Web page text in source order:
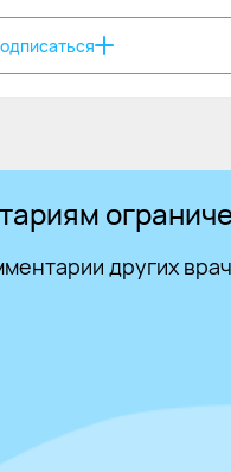
других